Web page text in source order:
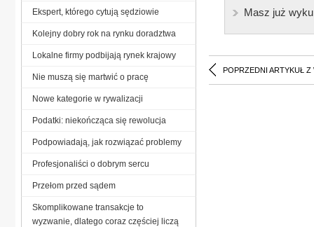
Masz już
POPRZEDNI ARTYKUŁ Z
Ekspert, którego cytują sędziowie
Kolejny dobry rok na rynku doradztwa
Lokalne firmy podbijają rynek krajowy
Nie muszą się martwić o pracę
Nowe kategorie w rywalizacji
Podatki: niekończąca się rewolucja
Podpowiadają, jak rozwiązać problemy
Profesjonaliści o dobrym sercu
Przełom przed sądem
Skomplikowane transakcje to
wyzwanie, dlatego coraz częściej liczą